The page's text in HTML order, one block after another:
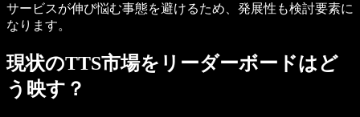
サービスが伸び悩む事態を避けるため、発展性も検討要素に
なります。
現状のTTS市場をリーダーボードはど
う映す？